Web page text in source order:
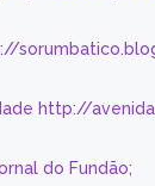
http://
do Fundão;